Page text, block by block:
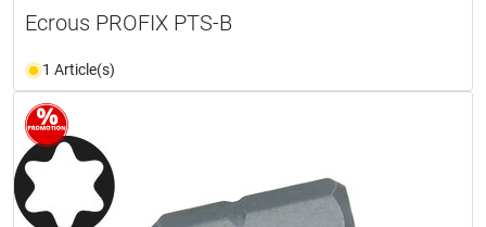
Ecrous PROFIX PTS-B
1 Article(s)